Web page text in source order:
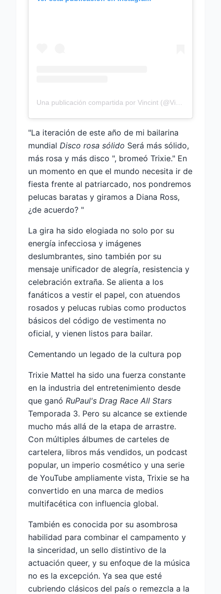
"La iteración de este año de mi bailarina
mundial Disco rosa sólido Será más sólido,
más rosa y más disco ", bromeó Trixie." En
un momento en que el mundo necesita ir de
fiesta frente al patriarcado, nos pondremos
pelucas baratas y giramos a Diana Ross,
¿de acuerdo? "
La gira ha sido elogiada no solo por su
energía infecciosa y imágenes
deslumbrantes, sino también por su
mensaje unificador de alegría, resistencia y
celebración extraña. Se alienta a los
fanáticos a vestir el papel, con atuendos
rosados ​​y pelucas rubias como productos
básicos del código de vestimenta no
oficial, y vienen listos para bailar.
Cementando un legado de la cultura pop
Trixie Mattel ha sido una fuerza constante
en la industria del entretenimiento desde
que ganó RuPaul's Drag Race All Stars
Temporada 3. Pero su alcance se extiende
mucho más allá de la etapa de arrastre.
Con múltiples álbumes de carteles de
cartelera, libros más vendidos, un podcast
popular, un imperio cosmético y una serie
de YouTube ampliamente vista, Trixie se ha
convertido en una marca de medios
multifacética con influencia global.
También es conocida por su asombrosa
habilidad para combinar el campamento y
la sinceridad, un sello distintivo de la
actuación queer, y su enfoque de la música
no es la excepción. Ya sea que esté
cubriendo clásicos del país o remezcla a la